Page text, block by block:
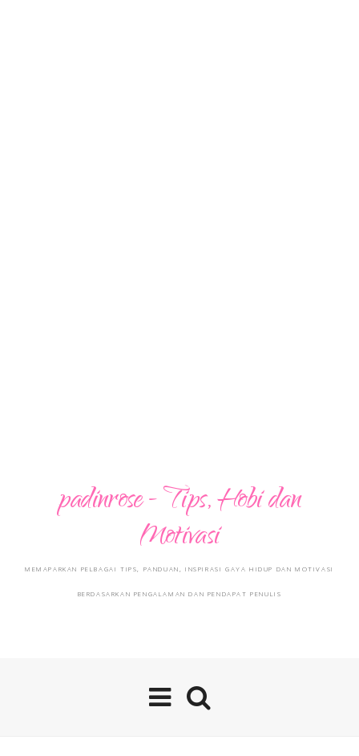
padinrose - Tips, Hobi dan
Motivasi
MEMAPARKAN PELBAGAI TIPS, PANDUAN, INSPIRASI GAYA HIDUP DAN MOTIVASI
BERDASARKAN PENGALAMAN DAN PENDAPAT PENULIS